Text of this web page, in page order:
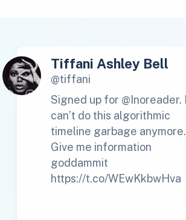
Tiffani Ashley Bell
@tiffani
Signed up for @Inoreader. I
can’t do this algorithmic
timeline garbage anymore.
Give me information
goddammit
https://t.co/WEwKkbwHva